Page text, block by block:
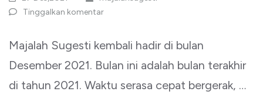
Tinggalkan komentar
Majalah Sugesti kembali hadir di bulan
Desember 2021. Bulan ini adalah bulan terakhir
di tahun 2021. Waktu serasa cepat bergerak, …